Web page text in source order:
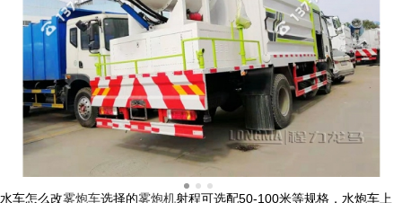
水车怎么改雾炮车选择的雾炮机射程可选配50-100米等规格，水炮车上